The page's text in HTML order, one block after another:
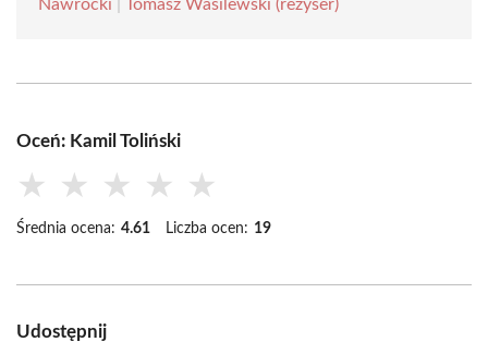
Nawrocki Tomasz Wasilewski (reżyser)
Oceń: Kamil Toliński
★ ★ ★ ★ ★
Średnia ocena: 4.61 Liczba ocen: 19
Udostępnij